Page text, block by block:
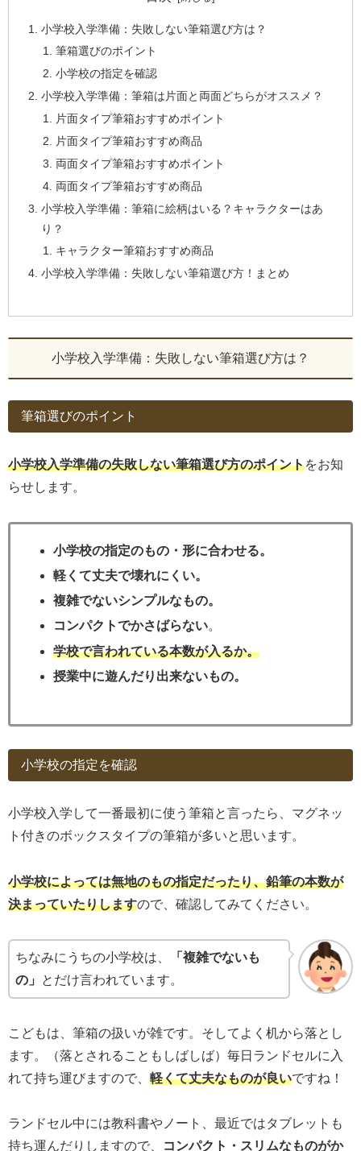
小学校入学準備：失敗しない筆箱選び方は？
筆箱選びのポイント
小学校の指定を確認
小学校入学準備：筆箱は片面と両面どちらがオススメ？
片面タイプ筆箱おすすめポイント
片面タイプ筆箱おすすめ商品
両面タイプ筆箱おすすめポイント
両面タイプ筆箱おすすめ商品
小学校入学準備：筆箱に絵柄はいる？キャラクターはあ
り？
キャラクター筆箱おすすめ商品
小学校入学準備：失敗しない筆箱選び方！まとめ
小学校入学準備：失敗しない筆箱選び方は？
筆箱選びのポイント
小学校入学準備の失敗しない筆箱選び方のポイントをお知
らせします。
小学校の指定のもの・形に合わせる。
軽くて丈夫で壊れにくい。
複雑でないシンプルなもの。
コンパクトでかさばらない。
学校で言われている本数が入るか。
授業中に遊んだり出来ないもの。
小学校の指定を確認
小学校入学して一番最初に使う筆箱と言ったら、マグネッ
ト付きのボックスタイプの筆箱が多いと思います。
小学校によっては無地のもの指定だったり、鉛筆の本数が
決まっていたりしますので、確認してみてください。
ちなみにうちの小学校は、
「複雑でないも
の」
とだけ言われています。
こどもは、筆箱の扱いが雑です。そしてよく机から落とし
ます。（落とされることもしばしば）毎日ランドセルに入
れて持ち運びますので、 軽くて丈夫なものが良いですね！
ランドセル中には教科書やノート、最近ではタブレットも
持ち運んだりしますので、
コンパクト・スリムなものがか